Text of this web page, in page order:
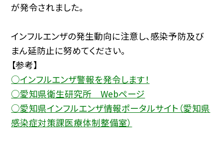
が発令されました。
インフルエンザの発生動向に注意し、感染予防及び
まん延防止に努めてください。
【参考】
○インフルエンザ警報を発令します！
○愛知県衛生研究所 Webページ
○愛知県インフルエンザ情報ポータルサイト（愛知県
感染症対策課医療体制整備室）